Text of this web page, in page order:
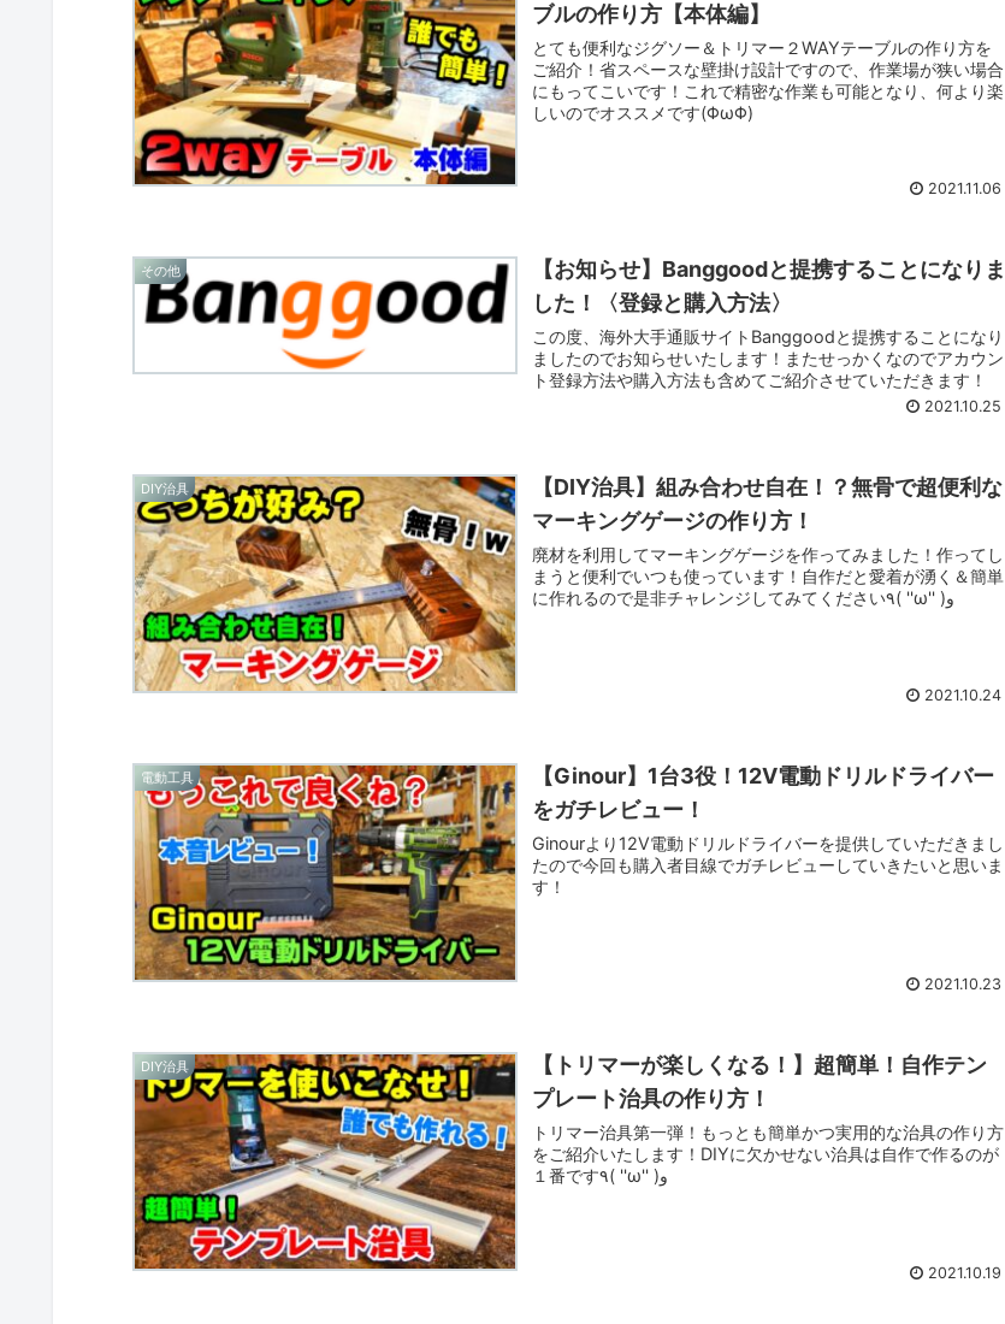
ブルの作り方【本体編】
とても便利なジグソー＆トリマー２WAYテーブルの作り方を
ご紹介！省スペースな壁掛け設計ですので、作業場が狭い場合
にもってこいです！これで精密な作業も可能となり、何より楽
しいのでオススメです(ΦωΦ)
2021.11.06
その他
【お知らせ】Banggoodと提携することになりま
した！〈登録と購入方法〉
この度、海外大手通販サイトBanggoodと提携することになり
ましたのでお知らせいたします！またせっかくなのでアカウン
ト登録方法や購入方法も含めてご紹介させていただきます！
2021.10.25
DIY治具
【DIY治具】組み合わせ自在！？無骨で超便利な
マーキングゲージの作り方！
廃材を利用してマーキングゲージを作ってみました！作ってし
まうと便利でいつも使っています！自作だと愛着が湧く＆簡単
に作れるので是非チャレンジしてみてください٩( ''ω'' )و
2021.10.24
電動工具
【Ginour】1台3役！12V電動ドリルドライバー
をガチレビュー！
Ginourより12V電動ドリルドライバーを提供していただきまし
たので今回も購入者目線でガチレビューしていきたいと思いま
す！
2021.10.23
DIY治具
【トリマーが楽しくなる！】超簡単！自作テン
プレート治具の作り方！
トリマー治具第一弾！もっとも簡単かつ実用的な治具の作り方
をご紹介いたします！DIYに欠かせない治具は自作で作るのが
１番です٩( ''ω'' )و
2021.10.19